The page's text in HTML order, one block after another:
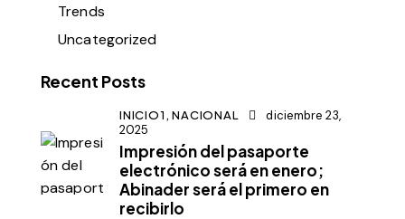
Trends
Uncategorized
Recent Posts
INICIO1,NACIONAL
diciembre 23,
2025
Impresión del pasaporte
electrónico será en enero;
Abinader será el primero en
recibirlo